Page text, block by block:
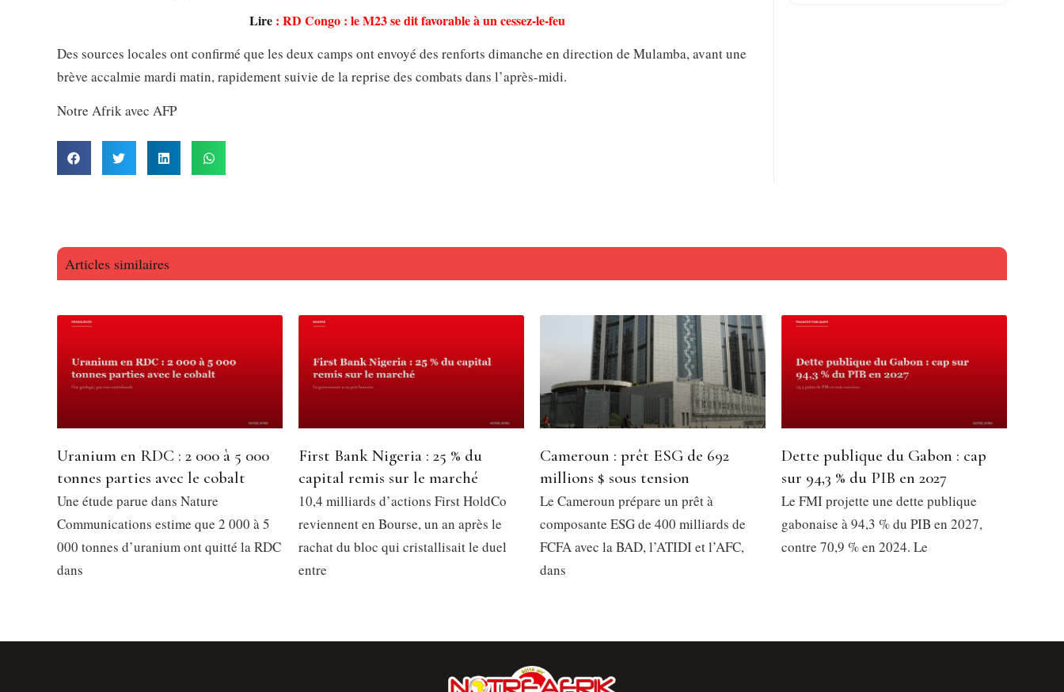
Lire: RD Congo : le M23 se dit favorable à un cessez-le-feu
Des sources locales ont confirmé que les deux camps ont envoyé des renforts dimanche en direction de Mulamba, avant une
brève accalmie mardi matin, rapidement suivie de la reprise des combats dans l’après-midi.
Notre Afrik avec AFP
Articles similaires
Uranium en RDC : 2 000 à 5 000
tonnes parties avec le cobalt
Une étude parue dans Nature
Communications estime que 2 000 à 5
000 tonnes d’uranium ont quitté la RDC
dans
First Bank Nigeria : 25 % du
capital remis sur le marché
10,4 milliards d’actions First HoldCo
reviennent en Bourse, un an après le
rachat du bloc qui cristallisait le duel
entre
Cameroun : prêt ESG de 692
millions $ sous tension
Le Cameroun prépare un prêt à
composante ESG de 400 milliards de
FCFA avec la BAD, l’ATIDI et l’AFC,
dans
Dette publique du Gabon : cap
sur 94,3 % du PIB en 2027
Le FMI projette une dette publique
gabonaise à 94,3 % du PIB en 2027,
contre 70,9 % en 2024. Le